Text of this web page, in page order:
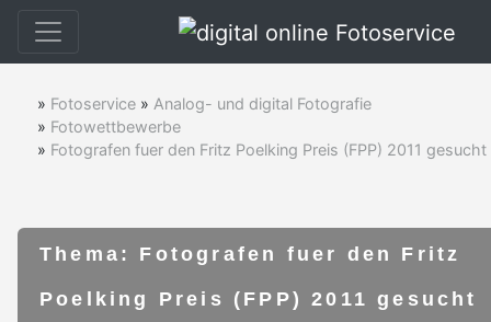
» Fotoservice » Analog- und digital Fotografie
» Fotowettbewerbe
» Fotografen fuer den Fritz Poelking Preis (FPP) 2011 gesucht
Thema: Fotografen fuer den Fritz
Poelking Preis (FPP) 2011 gesucht